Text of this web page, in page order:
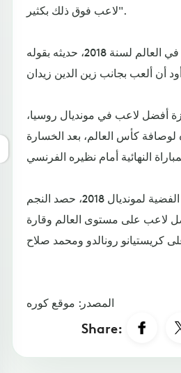
لاعب فوق ذلك بكثير".
وختم أفضل لاعب في العالم لسنة 2018، حديثه بقوله
أفضل لاعب في مونديال روسيا،
لوصافة كأس العالم، بعد الخسارة
وبفضل الميدالية الفضية لمونديال 2018، حصد النجم
لاعب على مستوى العالم وقارة
المصدر: موقع كوره
Share: